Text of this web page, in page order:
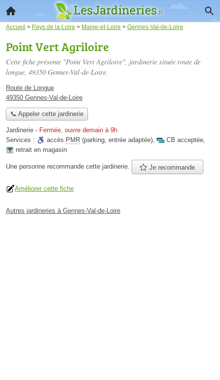
Accueil > Pays de la Loire > Maine-et-Loire > Gennes-Val-de-Loire
Point Vert Agriloire
Cette fiche présente "Point Vert Agriloire", jardinerie située route de
longue, 49350 Gennes-Val-de-Loire.
Route de Longue
49350 Gennes-Val-de-Loire
📞 Appeler cette jardinerie
Jardinerie - Fermée, ouvre demain à 9h
Services :
accès PMR (parking, entrée adaptée), CB acceptée,
retrait en magasin
Une personne recommande cette jardinerie. Je recommande
Améliorer cette fiche
Autres jardineries à Gennes-Val-de-Loire